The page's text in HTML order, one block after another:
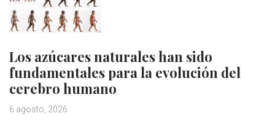
Los azúcares naturales han sido
fundamentales para la evolución del
cerebro humano
6 agosto, 2026